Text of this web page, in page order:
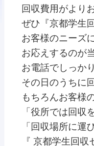
回収費用がより
ぜひ『京都学生
お客様のニーズ
お応えするのが
お電話でしっか
その日のうちに
もちろんお客様
「役所では回収
「回収場所に運
『 京都学生回